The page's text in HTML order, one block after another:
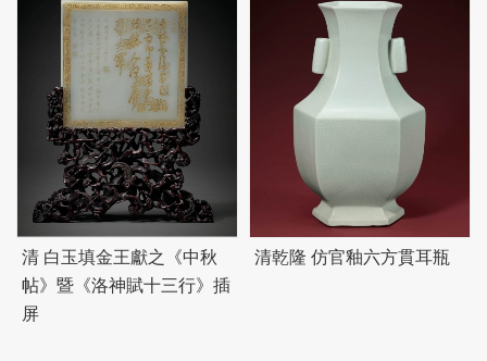
清 白玉填金王獻之《中秋
帖》暨《洛神賦十三行》插
屏
清乾隆 仿官釉六方貫耳瓶